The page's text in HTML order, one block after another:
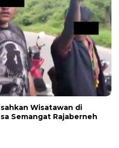
Wisatawan di
Semangat Rajaberneh